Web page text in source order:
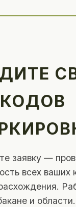
КОДОВ
заявку —
всех ваших
и области.